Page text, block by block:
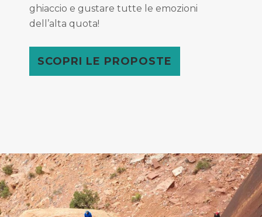
ghiaccio e gustare tutte le emozioni
dell’alta quota!
SCOPRI LE PROPOSTE